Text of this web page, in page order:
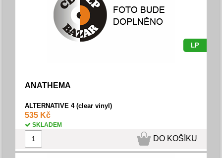
LP
ANATHEMA
ALTERNATIVE 4 (clear vinyl)
535 Kč
SKLADEM
DO KOŠÍKU